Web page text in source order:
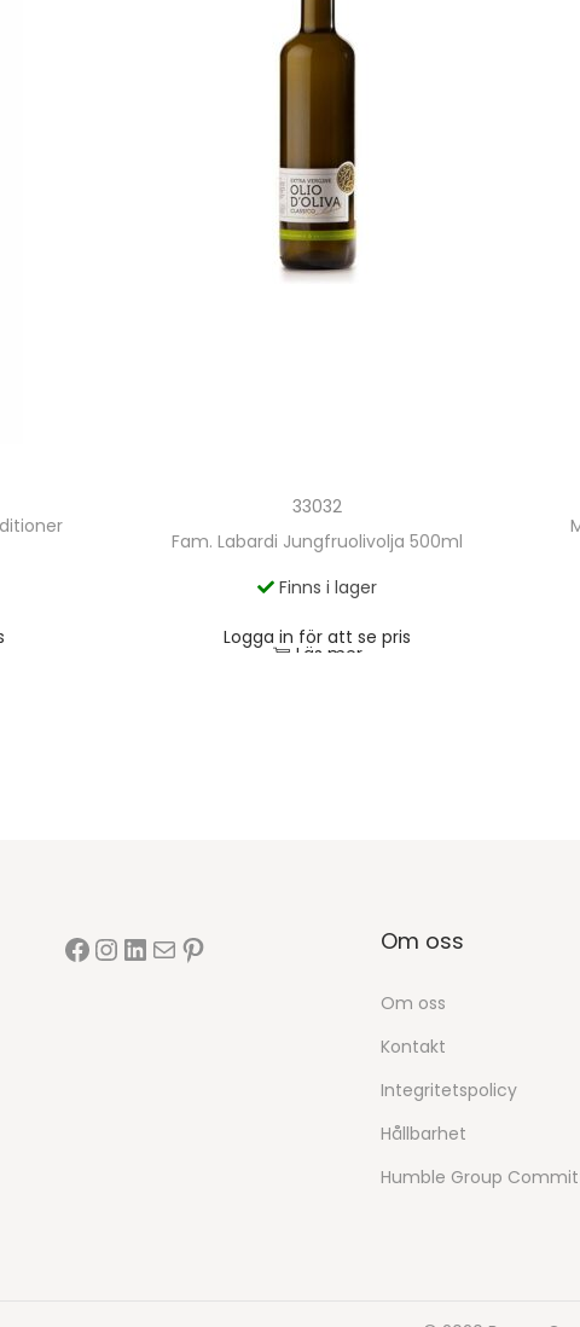
33032
Fam. Labardi Jungfruolivolja 500ml
Finns i lager
Logga in för att se pris
Läs mer
Om oss
Om oss
Kontakt
Integritetspolicy
Hållbarhet
Humble Group